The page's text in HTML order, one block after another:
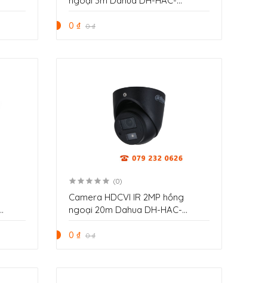
0 ₫ 0 ₫
(0)
Camera HDCVI IR 2MP hồng
ngoại 20m Dahua DH-HAC-
0 ₫ 0 ₫